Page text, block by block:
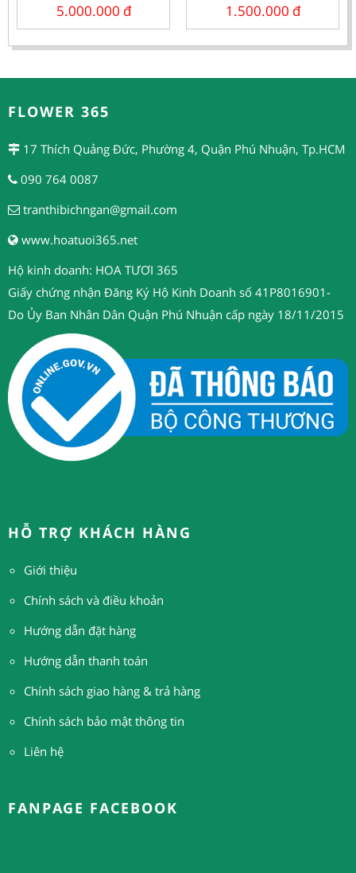
5.000.000 đ 1.500.000 đ
FLOWER 365
17 Thích Quảng Đức, Phường 4, Quận Phú Nhuận, Tp.HCM
090 764 0087
tranthibichngan@gmail.com
www.hoatuoi365.net
Hộ kinh doanh: HOA TƯƠI 365
Giấy chứng nhận Đăng Ký Hộ Kinh Doanh số 41P8016901-
Do Ủy Ban Nhân Dân Quận Phú Nhuận cấp ngày 18/11/2015
HỖ TRỢ KHÁCH HÀNG
Giới thiệu
Chính sách và điều khoản
Hướng dẫn đặt hàng
Hướng dẫn thanh toán
Chính sách giao hàng & trả hàng
Chính sách bảo mật thông tin
Liên hệ
FANPAGE FACEBOOK